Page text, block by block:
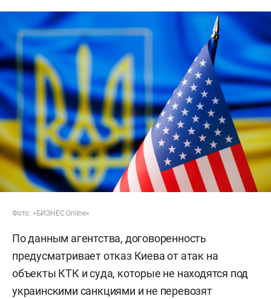
Фото: «БИЗНЕС Online»
По данным агентства, договоренность
предусматривает отказ Киева от атак на
объекты КТК и суда, которые не находятся под
украинскими санкциями и не перевозят